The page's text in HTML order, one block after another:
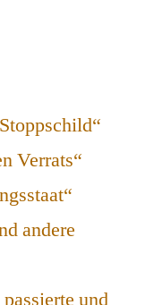
Verrats“
andere
und